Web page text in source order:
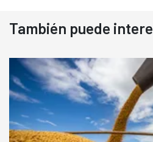
También puede